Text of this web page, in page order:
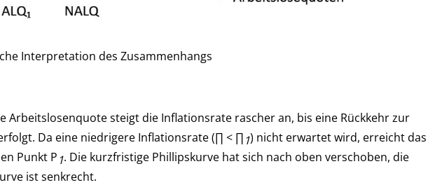
Interpretation des Zusammenhangs
Arbeitslosenquote steigt die Inflationsrate rascher an, bis eine Rückkehr zur
Da eine niedrigere Inflationsrate (∏ < ∏ 1) nicht erwartet wird, erreicht das
Punkt P 1. Die kurzfristige Phillipskurve hat sich nach oben verschoben, die
ist senkrecht.